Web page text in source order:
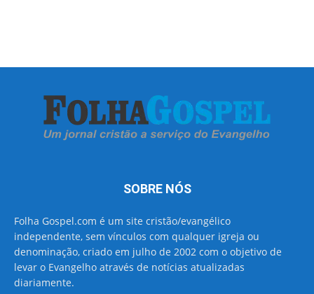
SOBRE NÓS
Folha Gospel.com é um site cristão/evangélico
independente, sem vínculos com qualquer igreja ou
denominação, criado em julho de 2002 com o objetivo de
levar o Evangelho através de notícias atualizadas
diariamente.